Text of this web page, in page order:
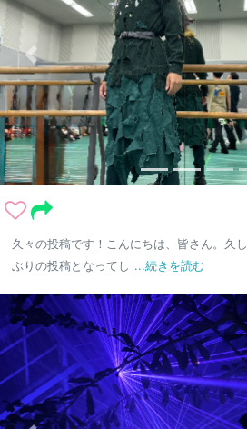
久々の投稿です！こんにちは、皆さん。久し
ぶりの投稿となってし ...続きを読む